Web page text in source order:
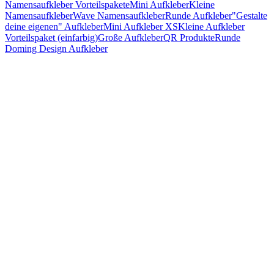
Namensaufkleber VorteilspaketeMini AufkleberKleine
NamensaufkleberWave NamensaufkleberRunde Aufkleber"Gestalte
deine eigenen" AufkleberMini Aufkleber XSKleine Aufkleber
Vorteilspaket (einfarbig)Große AufkleberQR ProdukteRunde
Doming Design Aufkleber